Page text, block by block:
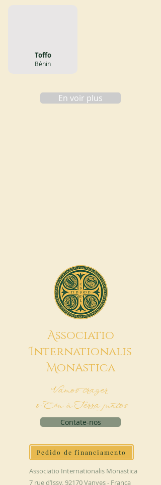
Toffo
Bénin
En voir plus
Associatio
Internationalis
MonAstica
Vamos trazer
o Céu à Terra juntos
Contate-nos
Pedido de financiamento
Associatio Internationalis Monastica
7 rue d’Issy, 92170 Vanves - França